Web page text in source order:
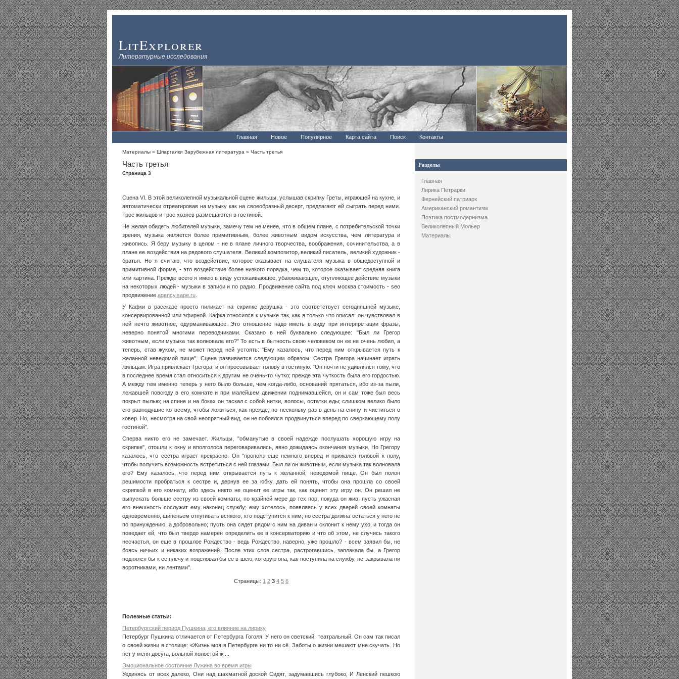
LitExplorer
Литературные исследования
Главная Новое Популярное Карта сайта Поиск Контакты
Разделы
Главная
Лирика Петрарки
Фернейский патриарх
Американский романтизм
Поэтика постмодернизма
Великолепный Мольер
Материалы
Материалы » Шпаргалки Зарубежная литература » Часть третья
Часть третья
Страница 3
Сцена VI. В этой великолепной музыкальной сцене жильцы, услышав скрипку Греты, играющей на кухне, и
автоматически отреагировав на музыку как на своеобразный десерт, предлагают ей сыграть перед ними.
Трое жильцов и трое хозяев размещаются в гостиной.
Не желая обидеть любителей музыки, замечу тем не менее, что в общем плане, с потребительской точки
зрения, музыка является более примитивным, более животным видом искусства, чем литература и
живопись. Я беру музыку в целом - не в плане личного творчества, воображения, сочинительства, а в
плане ее воздействия на рядового слушателя. Великий композитор, великий писатель, великий художник -
братья. Но я считаю, что воздействие, которое оказывает на слушателя музыка в общедоступной и
примитивной форме, - это воздействие более низкого порядка, чем то, которое оказывает средняя книга
или картина. Прежде всего я имею в виду успокаивающее, убаюкивающее, отупляющее действие музыки
на некоторых людей - музыки в записи и по радио.
Продвижение сайта под ключ москва стоимость - seo
продвижение agency.sape.ru
У Кафки в рассказе просто пиликает на скрипке девушка - это соответствует сегодняшней музыке,
консервированной или эфирной. Кафка относился к музыке так, как я только что описал: он чувствовал в
ней нечто животное, одурманивающее. Это отношение надо иметь в виду при интерпретации фразы,
неверно понятой многими переводчиками. Сказано в ней буквально следующее: "Был ли Грегор
животным, если музыка так волновала его?" То есть в бытность свою человеком он ее не очень любил, а
теперь, став жуком, не может перед ней устоять: "Ему казалось, что перед ним открывается путь к
желанной неведомой пище". Сцена развивается следующим образом. Сестра Грегора начинает играть
жильцам. Игра привлекает Грегора, и он просовывает голову в гостиную. "Он почти не удивлялся тому, что
в последнее время стал относиться к другим не очень-то чутко; прежде эта чуткость была его гордостью.
А между тем именно теперь у него было больше, чем когда-либо, оснований прятаться, ибо из-за пыли,
лежавшей повсюду в его комнате и при малейшем движении поднимавшейся, он и сам тоже был весь
покрыт пылью; на спине и на боках он таскал с собой нитки, волосы, остатки еды; слишком велико было
его равнодушие ко всему, чтобы ложиться, как прежде, по нескольку раз в день на спину и чиститься о
ковер. Но, несмотря на свой неопрятный вид, он не побоялся продвинуться вперед по сверкающему полу
гостиной".
Сперва никто его не замечает. Жильцы, "обманутые в своей надежде послушать хорошую игру на
скрипке", отошли к окну и вполголоса переговаривались, явно дожидаясь окончания музыки. Но Грегору
казалось, что сестра играет прекрасно. Он "прополз еще немного вперед и прижался головой к полу,
чтобы получить возможность встретиться с ней глазами. Был ли он животным, если музыка так волновала
его? Ему казалось, что перед ним открывается путь к желанной, неведомой пище. Он был полон
решимости пробраться к сестре и, дернув ее за юбку, дать ей понять, чтобы она прошла со своей
скрипкой в его комнату, ибо здесь никто не оценит ее игры так, как оценит эту игру он. Он решил не
выпускать больше сестру из своей комнаты, по крайней мере до тех пор, покуда он жив; пусть ужасная
его внешность сослужит ему наконец службу; ему хотелось, появляясь у всех дверей своей комнаты
одновременно, шипеньем отпугивать всякого, кто подступится к ним; но сестра должна остаться у него не
по принуждению, а добровольно; пусть она сядет рядом с ним на диван и склонит к нему ухо, и тогда он
поведает ей, что был твердо намерен определить ее в консерваторию и что об этом, не случись такого
несчастья, он еще в прошлое Рождество - ведь Рождество, наверно, уже прошло? - всем заявил бы, не
боясь ничьих и никаких возражений. После этих слов сестра, растрогавшись, заплакала бы, а Грегор
поднялся бы к ее плечу и поцеловал бы ее в шею, которую она, как поступила на службу, не закрывала ни
воротниками, ни лентами".
Страницы: 1 2 3 4 5 6
Полезные статьи:
Петербургский период Пушкина, его влияние на лирику
Петербург Пушкина отличается от Петербурга Гоголя. У него он светский, театральный. Он сам так писал
о своей жизни в столице: «Жизнь моя в Петербурге ни то ни сё. Заботы о жизни мешают мне скучать. Но
нет у меня досуга, вольной холостой ж ...
Эмоциональное состояние Лужина во время игры
Уединясь от всех далеко, Они над шахматной доской Сидят, задумавшись глубоко, И Ленский пешкою